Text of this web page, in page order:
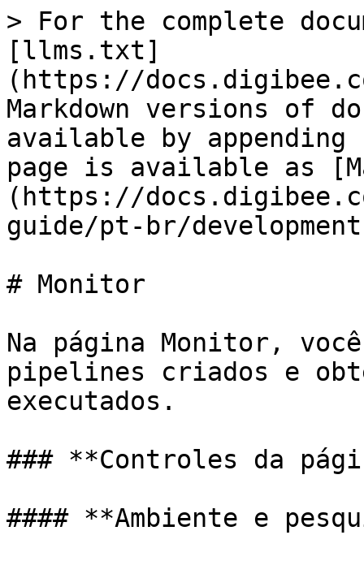
> For the complete
[llms.txt]
(https://
Markdown versions of
available by
page is available as
(https://
guide/pt-br/
# Monitor
Na página Monitor, você
pipelines criados e
executados.
### **Controles da
#### **Ambiente e